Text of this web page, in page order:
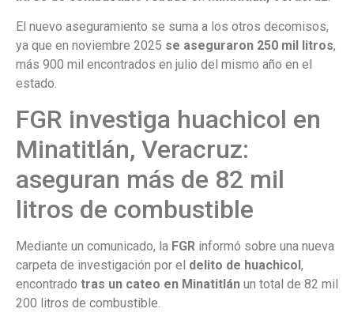
El nuevo aseguramiento se suma a los otros decomisos,
ya que en noviembre 2025 se aseguraron 250 mil litros,
más 900 mil encontrados en julio del mismo año en el
estado.
FGR investiga huachicol en
Minatitlán, Veracruz:
aseguran más de 82 mil
litros de combustible
Mediante un comunicado, la FGR informó sobre una nueva
carpeta de investigación por el delito de huachicol ,
encontrado tras un cateo en Minatitlán un total de 82 mil
200 litros de combustible.